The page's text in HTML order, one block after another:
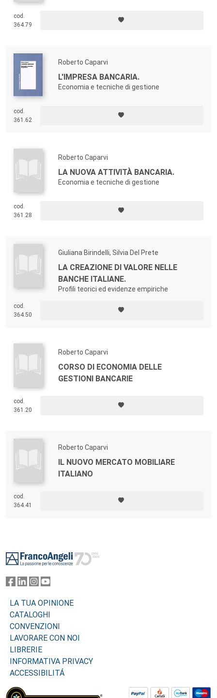
cod.
364.79
Roberto Caparvi
L'IMPRESA BANCARIA.
Economia e tecniche di gestione
cod.
361.62
Roberto Caparvi
LA NUOVA ATTIVITÀ BANCARIA.
Economia e tecniche di gestione
cod.
361.28
Giuliana Birindelli, Silvia Del Prete
LA CREAZIONE DI VALORE NELLE
BANCHE ITALIANE.
Profili teorici ed evidenze empiriche
cod.
364.50
Roberto Caparvi
CORSO DI ECONOMIA DELLE
GESTIONI BANCARIE
cod.
361.20
Roberto Caparvi
IL NUOVO MERCATO MOBILIARE
ITALIANO
cod.
364.41
LA TUA OPINIONE
CATALOGHI
CONVENZIONI
LAVORARE CON NOI
LIBRERIE
INFORMATIVA PRIVACY
ACCESSIBILITÁ